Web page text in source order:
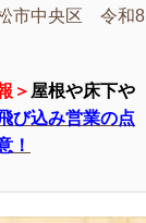
松市中央区 令和8
＞ 屋根や床下や
び込み営業の点
！